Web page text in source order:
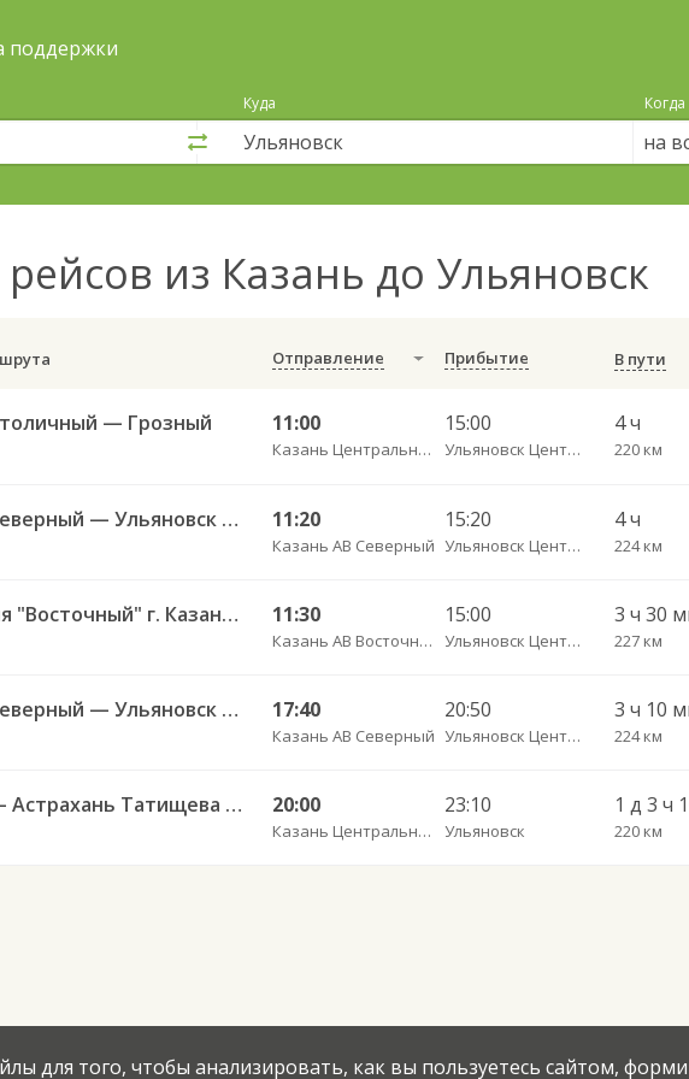
поддержки
Куда Когда
на
из Казань до Ульяновск
Отправление Прибытие В пути
— Грозный 11:00
Казань Центральный АВ
15:00
Ульяновск Центральный АВ
4 ч
220 км
Казань АВ Северный — Ульяновск АВ 6414 (АГАТ) 11:20
Казань АВ Северный
15:20
Ульяновск Центральный АВ
4 ч
224 км
Автостанция "Восточный" г. Казань — Ульяновск Центральный АВ Заказ 11:30
Казань АВ Восточный
15:00
Ульяновск Центральный АВ
3 ч 30
227 км
Казань АВ Северный — Ульяновск АВ 059 (Спиридонова) 17:40
Казань АВ Северный
20:50
Ульяновск Центральный АВ
3 ч 10
224 км
Казань АВ — Астрахань Татищева (консультативная поликлиника) 10046 20:00
Казань Центральный АВ
23:10
Ульяновск 220 км
для того, чтобы анализировать, как вы пользуетесь сайтом,